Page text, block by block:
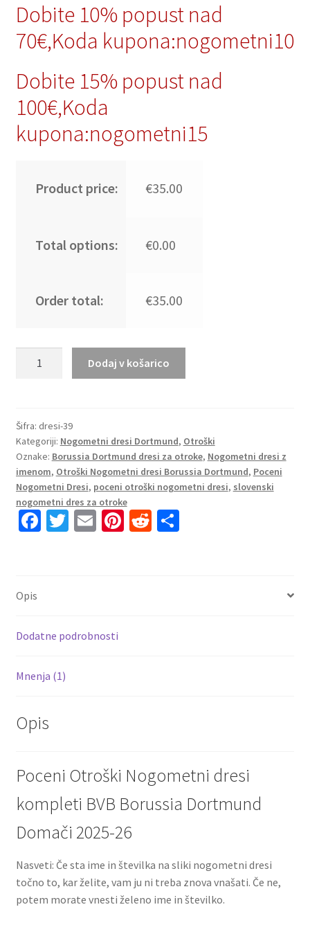
Dobite 10% popust nad
70€,Koda kupona:nogometni10
Dobite 15% popust nad
100€,Koda
kupona:nogometni15
Product price: €35.00
Total options: €0.00
Order total: €35.00
BVB
Borussia
Dortmund
Domači
2025-
26
količina
Dodaj v košarico
Šifra: dresi-39
Kategoriji: Nogometni dresi Dortmund, Otroški
Oznake: Borussia Dortmund dresi za otroke, Nogometni dresi z
imenom, Otroški Nogometni dresi Borussia Dortmund, Poceni
Nogometni Dresi, poceni otroški nogometni dresi, slovenski
nogometni dres za otroke
Fa
k
T E Pi R S
Opis
Dodatne podrobnosti
Mnenja (1)
Opis
Poceni Otroški Nogometni dresi
kompleti BVB Borussia Dortmund
Domači 2025-26
Nasveti: Če sta ime in številka na sliki nogometni dresi
točno to, kar želite, vam ju ni treba znova vnašati. Če ne,
potem morate vnesti želeno ime in številko.